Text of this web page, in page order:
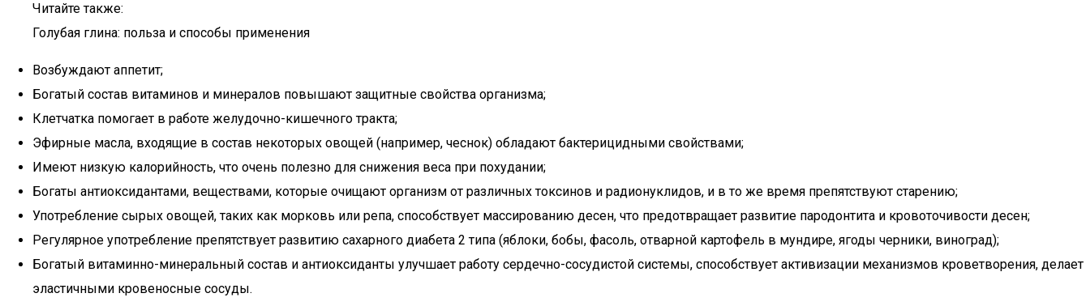
Читайте также:
Голубая глина: польза и способы применения
Возбуждают аппетит;
Богатый состав витаминов и минералов повышают защитные свойства организма;
Клетчатка помогает в работе желудочно-кишечного тракта;
Эфирные масла, входящие в состав некоторых овощей (например, чеснок) обладают бактерицидными свойствами;
Имеют низкую калорийность, что очень полезно для снижения веса при похудании;
Богаты антиоксидантами, веществами, которые очищают организм от различных токсинов и радионуклидов, и в то же время препятствуют старению;
Употребление сырых овощей, таких как морковь или репа, способствует массированию десен, что предотвращает развитие пародонтита и кровоточивости десен;
Регулярное употребление препятствует развитию сахарного диабета 2 типа (яблоки, бобы, фасоль, отварной картофель в мундире, ягоды черники, виноград);
Богатый витаминно-минеральный состав и антиоксиданты улучшает работу сердечно-сосудистой системы, способствует активизации механизмов кроветворения, делает
эластичными кровеносные сосуды.